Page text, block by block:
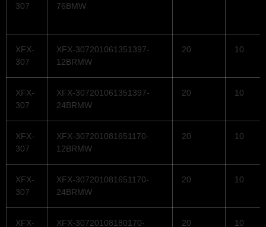
307
76BMW
XFX-
307
XFX-307201061351397-
12BRMW
20 10
XFX-
307
XFX-307201061351397-
24BRMW
20 10
XFX-
307
XFX-307201081651170-
12BRMW
20 10
XFX-
307
XFX-307201081651170-
24BRMW
20 10
XFX-
XFX-30720108180170-
20 10